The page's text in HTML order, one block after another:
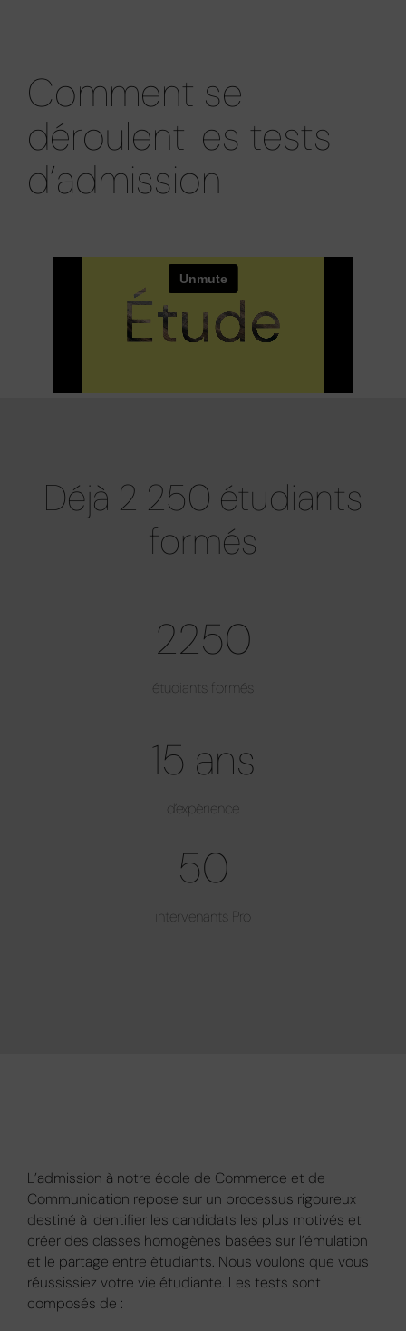
Comment se
déroulent les tests
d’admission​
Déjà 2 250 étudiants
formés
2250
étudiants formés
15 ans
d’expérience
50
intervenants Pro
L’admission à notre école de Commerce et de
Communication repose sur un processus rigoureux
destiné à identifier les candidats les plus motivés et
créer des classes homogènes basées sur l’émulation
et le partage entre étudiants. Nous voulons que vous
réussissiez votre vie étudiante. Les tests sont
composés de :